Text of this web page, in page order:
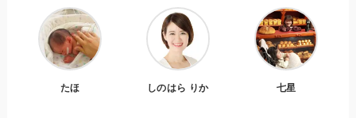
たほ しのはら りか 七星